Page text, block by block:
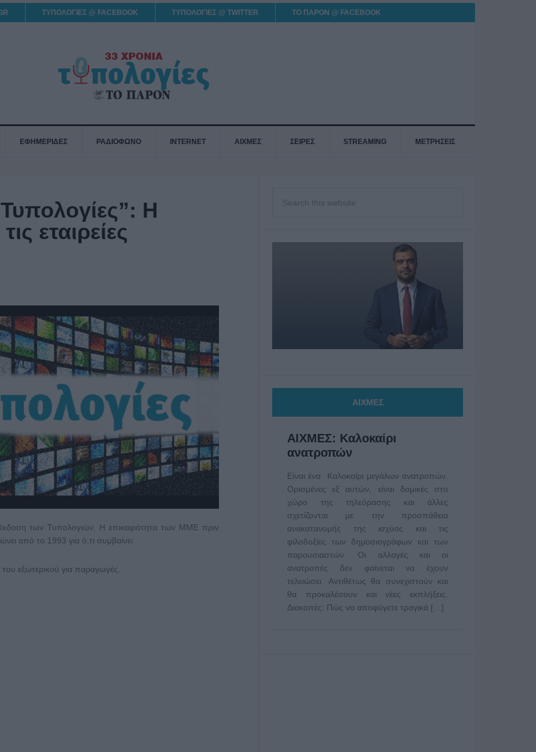
ΤΥΠΟΛΟΓΙΕΣ @ FACEBOOK ΤΥΠΟΛΟΓΙΕΣ @ TWITTER ΤΟ ΠΑΡΟΝ @ FACEBOOK
ΕΦΗΜΕΡΙΔΕΣ ΡΑΔΙΟΦΩΝΟ INTERNET ΑΙΧΜΕΣ ΣΕΙΡΕΣ STREAMING ΜΕΤΡΗΣΕΙΣ
Η
εταιρείες
των Τυπολογιών. Η επικαιρότητα των ΜΜΕ πριν
από το 1993 για ό,τι συμβαίνει
εξωτερικού για παραγωγές.
ΑΙΧΜΕΣ
ΑΙΧΜΕΣ: Καλοκαίρι
ανατροπών
Είναι ένα Καλοκαίρι μεγάλων ανατροπών.
Ορισμένες εξ αυτών, είναι δομικές στο
χώρο της τηλεόρασης και άλλες
σχετίζονται με την προσπάθεια
ανακατανομής της ισχύος και τις
φιλοδοξίες των δημοσιογράφων και των
παρουσιαστών. Οι αλλαγές και οι
ανατροπές δεν φαίνεται να έχουν
τελειώσει. Αντιθέτως θα συνεχιστούν και
θα προκαλέσουν και νέες εκπλήξεις.
Διακοπές: Πώς να αποφύγετε τραγικά […]